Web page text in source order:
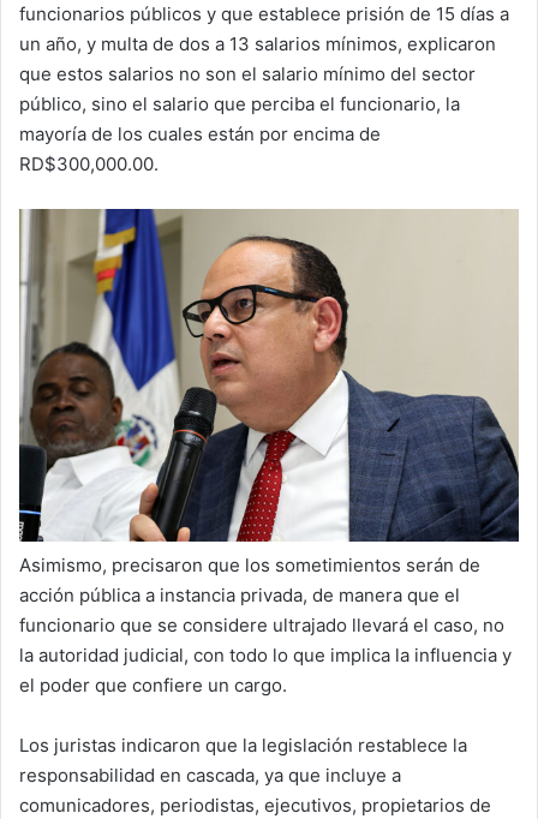
funcionarios públicos y que establece prisión de 15 días a
un año, y multa de dos a 13 salarios mínimos, explicaron
que estos salarios no son el salario mínimo del sector
público, sino el salario que perciba el funcionario, la
mayoría de los cuales están por encima de
RD$300,000.00.
Asimismo, precisaron que los sometimientos serán de
acción pública a instancia privada, de manera que el
funcionario que se considere ultrajado llevará el caso, no
la autoridad judicial, con todo lo que implica la influencia y
el poder que confiere un cargo.
Los juristas indicaron que la legislación restablece la
responsabilidad en cascada, ya que incluye a
comunicadores, periodistas, ejecutivos, propietarios de